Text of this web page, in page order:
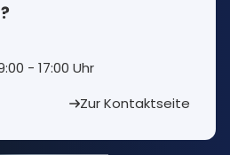
- 17:00 Uhr
Zur Kontaktseite